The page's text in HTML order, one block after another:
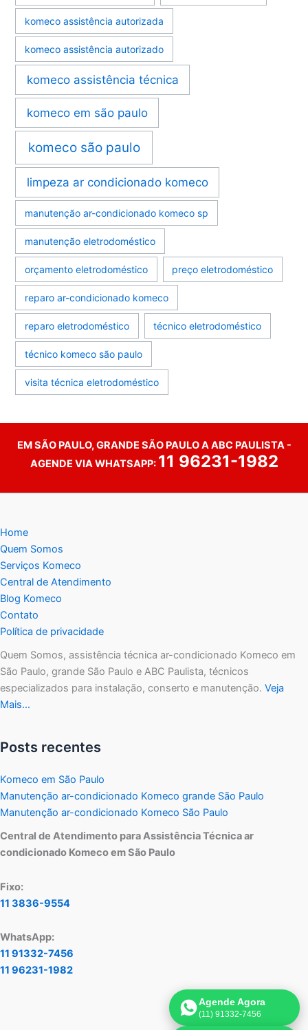
komeco assistência autorizada
komeco assistência autorizado
komeco assistência técnica
komeco em são paulo
komeco são paulo
limpeza ar condicionado komeco
manutenção ar-condicionado komeco sp
manutenção eletrodoméstico
orçamento eletrodoméstico preço eletrodoméstico
reparo ar-condicionado komeco
reparo eletrodoméstico técnico eletrodoméstico
técnico komeco são paulo
visita técnica eletrodoméstico
EM SÃO PAULO, GRANDE SÃO PAULO A ABC PAULISTA -
AGENDE VIA WHATSAPP: 11 96231-1982
Home
Quem Somos
Serviços Komeco
Central de Atendimento
Blog Komeco
Contato
Política de privacidade
Quem Somos, assistência técnica ar-condicionado Komeco em
São Paulo, grande São Paulo e ABC Paulista, técnicos
especializados para instalação, conserto e manutenção. Veja
Mais…
Posts recentes
Komeco em São Paulo
Manutenção ar-condicionado Komeco grande São Paulo
Manutenção ar-condicionado Komeco São Paulo
Central de Atendimento para Assistência Técnica ar
condicionado Komeco em São Paulo
Fixo:
11 3836-9554
WhatsApp:
11 91332-7456
11 96231-1982
Agende Agora
(11) 91332-7456